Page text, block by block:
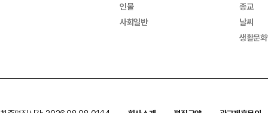
인물
사회일반
종교
날씨
생활문